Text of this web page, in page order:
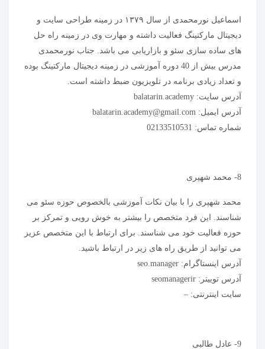
اسماعیل نورمحمدی از سال ۱۳۷۹ در زمینه طراحی سایت و
دیجیتال مارکتینگ فعالیت داشته و مهارت وی در زمینه راه حل
های ساده سازی سئو و بازاریابی می باشد. جناب نورمحمدی
مدرس بیش از 40 دوره آموزشی در زمینه دیجیتال مارکتینگ بوده
و تعداد زیادی برنامه در تلویزیون ضبط داشته است.
آدرس سایت: balatarin.academy
آدرس ایمیل: balatarin.academy@gmail.com
شماره تماس: 02133510531
8- محمد شهپری
محمد شهپری را با بیان نکات آموزشی بالخصوص حوزه سئو می
شناسند. این فرد متخصص را بیشتر به خوش رویی و تمرکز بر
حوزه فعالیت خود می شناسند. برای ارتباط با این متخصص عزیز
می توانید از طریق راه های زیر در ارتباط باشید.
آدرس اینستاگرام: seo.manager
آدرس توییتر: seomanagerir
سایت اینترنتی: –
9- عادل طالبی